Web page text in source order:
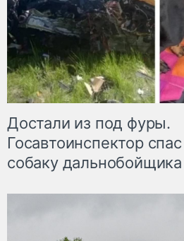
Достали из под фуры.
Госавтоинспектор
собаку дальнобойщика